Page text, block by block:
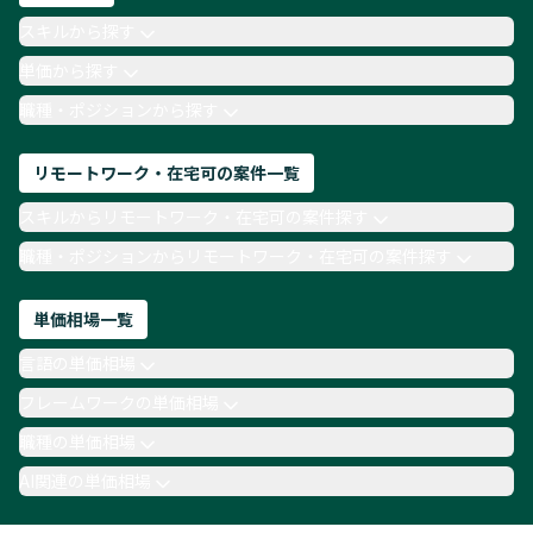
AIエンジニア
Webデザイナー
月収100万円 業務委託
COBOL
Ruby
TypeScript
Laravel AWS
単価から探す
職種・ポジションから探す
リモートワーク・在宅可の案件一覧
職種・ポジションからリモートワーク・在宅可の案件探す
単価相場一覧
職種の単価相場
AI関連の単価相場